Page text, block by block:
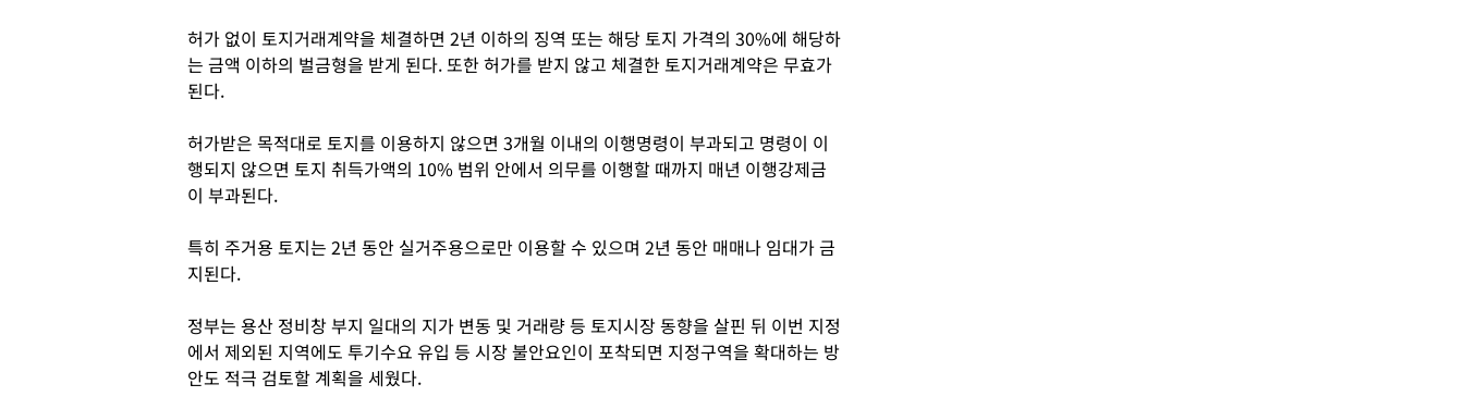
허가 없이 토지거래계약을 체결하면 2년 이하의 징역 또는 해당 토지 가격의 30%에 해당하
는 금액 이하의 벌금형을 받게 된다. 또한 허가를 받지 않고 체결한 토지거래계약은 무효가
된다.
허가받은 목적대로 토지를 이용하지 않으면 3개월 이내의 이행명령이 부과되고 명령이 이
행되지 않으면 토지 취득가액의 10% 범위 안에서 의무를 이행할 때까지 매년 이행강제금
이 부과된다.
특히 주거용 토지는 2년 동안 실거주용으로만 이용할 수 있으며 2년 동안 매매나 임대가 금
지된다.
정부는 용산 정비창 부지 일대의 지가 변동 및 거래량 등 토지시장 동향을 살핀 뒤 이번 지정
에서 제외된 지역에도 투기수요 유입 등 시장 불안요인이 포착되면 지정구역을 확대하는 방
안도 적극 검토할 계획을 세웠다.